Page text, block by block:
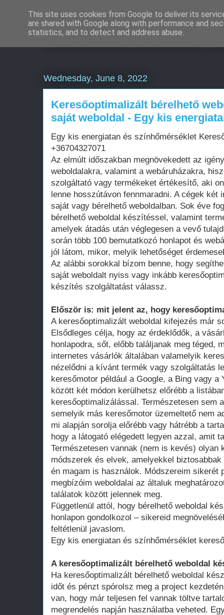
Weboldal készítés
Wednesday, June 8, 2022
Keresőoptimalizált bérelhető
saját weboldal - Egy kis
Egy kis energiatan és színhőmérséklet
+36704327071
Az elmúlt időszakban megnövekedett az
weboldalakra, valamint a webáruházakra,
szolgáltató vagy termékeket értékesítő, aki
lenne hosszútávon fennmaradni. A cégek két
saját vagy bérelhető weboldalban. Sok éve
bérelhető weboldal készítéssel, valamint
amelyek átadás után véglegesen a vevő
során több 100 bemutatkozó honlapot és
jól látom, mikor, melyik lehetőséget
Az alábbi sorokkal bízom benne, hogy
saját weboldalt nyiss vagy inkább
készítés szolgáltatást válassz.
Először is: mit jelent az, hogy
A keresőoptimalizált weboldal kifejezés már
Elsődleges célja, hogy az érdeklődők, a
honlapodra, sőt, előbb találjanak meg téged,
internetes vásárlók általában valamelyik
nézelődni a kívánt termék vagy szolgáltatás
keresőmotor például a Google, a Bing vagy a
között két módon kerülhetsz előrébb a
keresőoptimalizálással. Természetesen sem
semelyik más keresőmotor üzemeltető nem
mi alapján sorolja előrébb vagy hátrébb a
hogy a látogató elégedett legyen azzal, amit
Természetesen vannak (nem is kevés) olyan
módszerek és elvek, amelyekkel
én magam is használok. Módszereim sikerét
megbízóim weboldalai az általuk
találatok között jelennek meg.
Függetlenül attól, hogy bérelhető weboldal
honlapon gondolkozol – sikereid
feltétlenül javaslom.
Egy kis energiatan és színhőmérséklet
A keresőoptimalizált bérelhető weboldal
Ha keresőoptimalizált bérelhető weboldal
időt és pénzt spórolsz meg a project
van, hogy már teljesen fel vannak töltve
megrendelés napján használatba veheted.
This site uses cookies from Google to deliver its
are shared with Google along with performance and
statistics, and to detect and address abuse.